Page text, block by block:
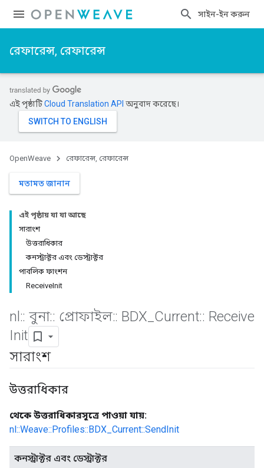
সাইন-ইন করুন
রেফারেন্স, রেফারেন্স
এই পৃষ্ঠাটিCloud Translation API অনুবাদ করেছে।
OpenWeave রেফারেন্স, রেফারেন্স
মতামত জানান
এই পৃষ্ঠায় যা যা আছে
সারাংশ
উত্তরাধিকার
কনস্ট্রাক্টর এবং ডেস্ট্রাক্টর
পাবলিক ফাংশন
ReceiveInit
nl :: বুনা:: প্রোফাইল:: BDX Current:: Receive
Init
সারাংশ
উত্তরাধিকার
থেকে উত্তরাধিকারসূত্রে পাওয়া যায়:
nl::Weave::Profiles::BDX_Current::SendInit
কনস্ট্রাক্টর এবং ডেস্ট্রাক্টর